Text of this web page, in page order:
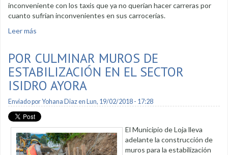
inconveniente con los taxis que ya no querían hacer carreras por
cuanto sufrían inconvenientes en sus carrocerías.
Leer más
POR CULMINAR MUROS DE
ESTABILIZACIÓN EN EL SECTOR
ISIDRO AYORA
Enviado porYohana Diazen Lun, 19/02/2018 - 17:28
El Municipio de Loja lleva
adelante la construcción de
muros para la estabilización